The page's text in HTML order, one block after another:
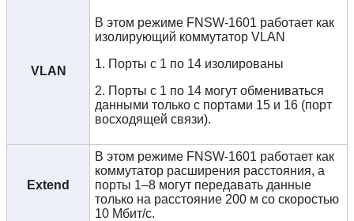
VLAN
В этом режиме FNSW-1601 работает как
изолирующий коммутатор VLAN
1. Порты с 1 по 14 изолированы
2. Порты с 1 по 14 могут обмениваться
данными только с портами 15 и 16 (порт
восходящей связи).
Extend
В этом режиме FNSW-1601 работает как
коммутатор расширения расстояния, а
порты 1–8 могут передавать данные
только на расстояние 200 м со скоростью
10 Мбит/с.